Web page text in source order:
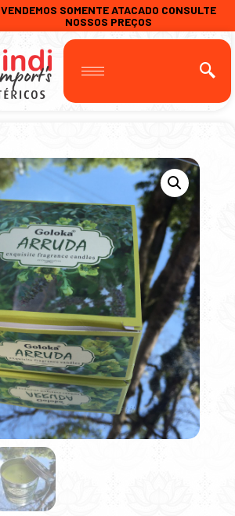
VENDEMOS SOMENTE ATACADO CONSULTE
NOSSOS PREÇOS